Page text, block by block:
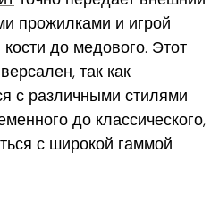
прожилками и игрой
до медового. Этот
так как
с различными стилями
до классического,
с широкой гаммой